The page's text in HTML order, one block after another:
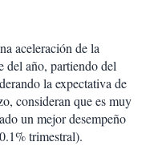
aceleración de la
del año, partiendo del
la expectativa de
consideran que es muy
un mejor desempeño
trimestral).